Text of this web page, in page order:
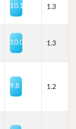
10.1 1.3
10.0 1.3
9.8 1.2